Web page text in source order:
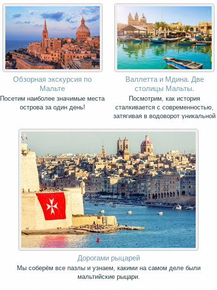
Обзорная экскурсия по
Мальте
Посетим наиболее значимые места
острова за один день!
Валлетта и Мдина. Две
столицы Мальты.
Посмотрим, как история
сталкивается с современностью,
затягивая в водоворот уникальной
площадей.
Дорогами рыцарей
Мы соберём все пазлы и узнаем, какими на самом деле были
мальтийские рыцари.